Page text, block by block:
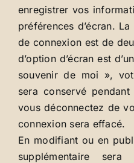
enregistrer vos
préférences d’écran.
de connexion est de
d’option d’écran est
souvenir de moi »,
sera conservé
vous déconnectez de
connexion sera effacé.
En modifiant ou en
supplémentaire